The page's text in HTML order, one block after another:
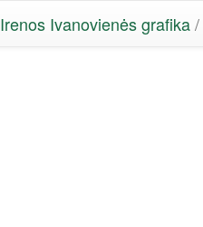
Irenos Ivanovienės grafika/